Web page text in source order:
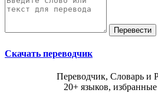
Скачать переводчик
Переводчик, Словарь и
20+ языков,